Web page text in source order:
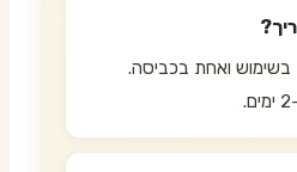
ואחת בכביסה.